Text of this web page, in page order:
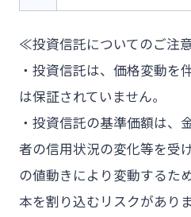
≪投資信託についてのご注
・投資信託は、価格変動を
は保証されていません。
・投資信託の基準価額は、
者の信用状況の変化等を受
の値動きにより変動するた
本を割り込むリスクがあり